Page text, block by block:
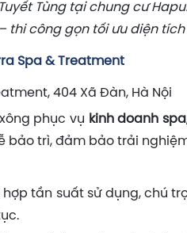
Tùng tại chung cư
thi công gọn tối ưu diện tích
Spa & Treatment
404 Xã Đàn, Hà Nội
phục vụ kinh doanh spa
bảo trì, đảm bảo trải
tần suất sử dụng, chú